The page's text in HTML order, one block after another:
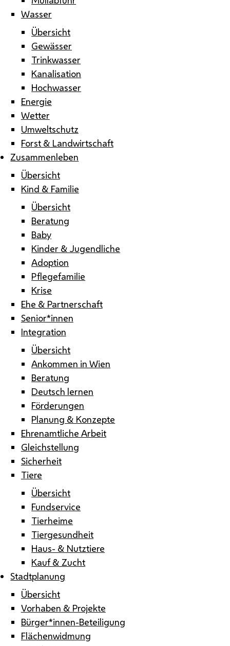
Wasser
Übersicht
Gewässer
Trinkwasser
Kanalisation
Hochwasser
Energie
Wetter
Umweltschutz
Forst & Landwirtschaft
Zusammenleben
Übersicht
Kind & Familie
Übersicht
Beratung
Baby
Kinder & Jugendliche
Adoption
Pflegefamilie
Krise
Ehe & Partnerschaft
Senior*innen
Integration
Übersicht
Ankommen in Wien
Beratung
Deutsch lernen
Förderungen
Planung & Konzepte
Ehrenamtliche Arbeit
Gleichstellung
Sicherheit
Tiere
Übersicht
Fundservice
Tierheime
Tiergesundheit
Haus- & Nutztiere
Kauf & Zucht
Stadtplanung
Übersicht
Vorhaben & Projekte
Bürger*innen-Beteiligung
Flächenwidmung